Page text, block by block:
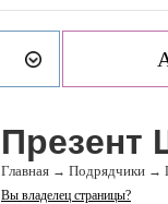
Презент
Главная → Подрядчики →
Вы владелец страницы?